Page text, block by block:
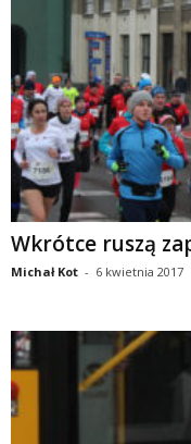
Wkrótce ruszą
Michał Kot - 6 kwietnia 2017